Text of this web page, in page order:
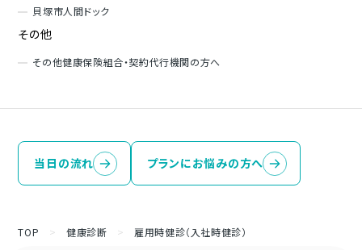
貝塚市人間ドック
その他
その他健康保険組合・契約代行機関の方へ
当日の流れ プランにお悩みの方へ
TOP >健康診断 > 雇用時健診（入社時健診）